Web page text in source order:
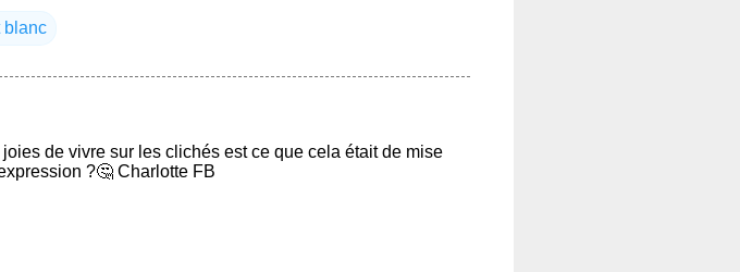
blanc
de vivre sur les clichés est ce que cela était de mise
?🤔 Charlotte FB